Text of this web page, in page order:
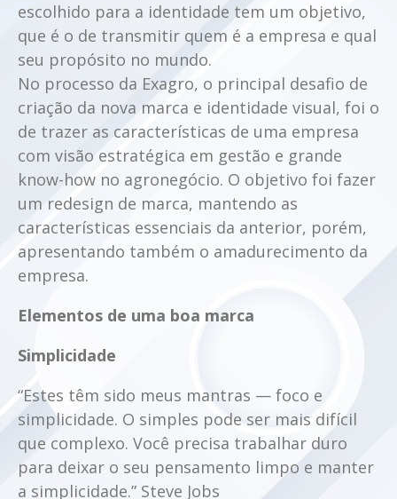
escolhido para a identidade tem um objetivo,
que é o de transmitir quem é a empresa e qual
seu propósito no mundo.
No processo da Exagro, o principal desafio de
criação da nova marca e identidade visual, foi o
de trazer as características de uma empresa
com visão estratégica em gestão e grande
know-how no agronegócio. O objetivo foi fazer
um redesign de marca, mantendo as
características essenciais da anterior, porém,
apresentando também o amadurecimento da
empresa.
Elementos de uma boa marca
Simplicidade
“Estes têm sido meus mantras — foco e
simplicidade. O simples pode ser mais difícil
que complexo. Você precisa trabalhar duro
para deixar o seu pensamento limpo e manter
a simplicidade.” Steve Jobs